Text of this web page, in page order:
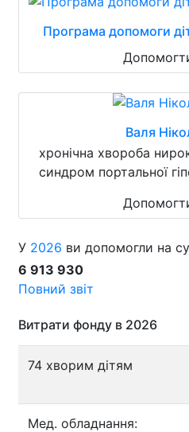
Програма допомоги
Валя
хронічна хвороба
синдром портальної
У 2026 ви допомогли на
6 913 930
Повний звіт
Витрати фонду в 2026
74 хворим дітям
Мед. обладнання: